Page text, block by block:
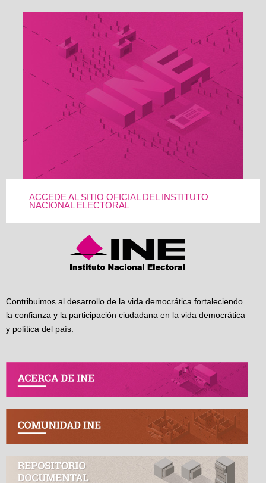
ACCEDE AL SITIO OFICIAL DEL INSTITUTO
NACIONAL ELECTORAL
Contribuimos al desarrollo de la vida democrática fortaleciendo
la confianza y la participación ciudadana en la vida democrática
y política del país.